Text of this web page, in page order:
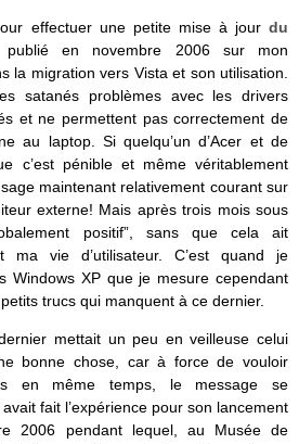
effectuer une petite mise à jour du
publié en novembre 2006 sur mon
la migration vers Vista et son utilisation.
satanés problèmes avec les drivers
et ne permettent pas correctement de
au laptop. Si quelqu’un d’Acer et de
c’est pénible et même véritablement
maintenant relativement courant sur
externe! Mais après trois mois sous
positif”, sans que cela ait
ma vie d’utilisateur. C’est quand je
Windows XP que je mesure cependant
trucs qui manquent à ce dernier.
mettait un peu en veilleuse celui
bonne chose, car à force de vouloir
en même temps, le message se
fait l’expérience pour son lancement
2006 pendant lequel, au Musée de